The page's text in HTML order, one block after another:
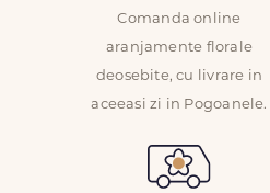
Comanda online
aranjamente florale
deosebite, cu livrare in
aceeasi zi in Pogoanele.